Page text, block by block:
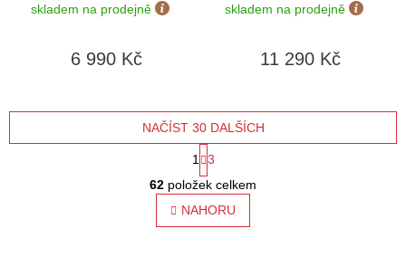
do 90 dní
skladem na prodejně
6 990 Kč
010-02971-01
skladem na prodejně
11 290 Kč
O
v
l
á
NAČÍST 30 DALŠÍCH
S
t
r
1
3
62 položek celkem
NAHORU